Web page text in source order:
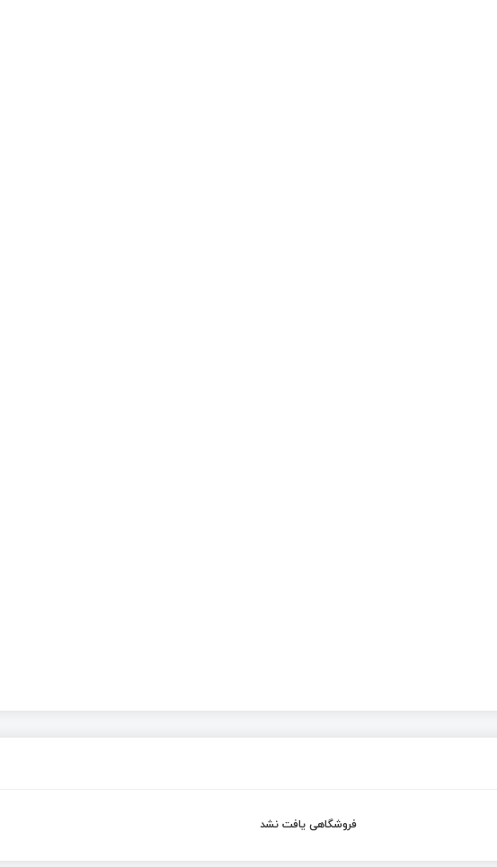
فروشگاهی یافت نشد